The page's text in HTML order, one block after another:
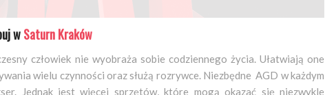
wSaturn Kraków
człowiek nie wyobraża sobie codziennego życia. Ułatwiają one
wielu czynności oraz służą rozrywce. Niezbędne AGD w każdym
Jednak jest więcej sprzętów, które mogą okazać się niezwykle